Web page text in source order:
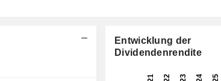
Entwicklung der
Dividendenrendite